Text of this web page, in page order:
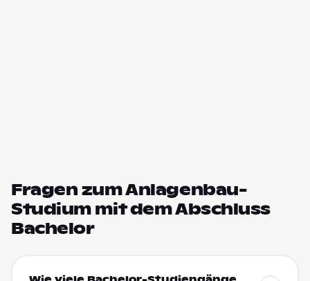
Fragen zum Anlagenbau-
Studium mit dem Abschluss
Bachelor